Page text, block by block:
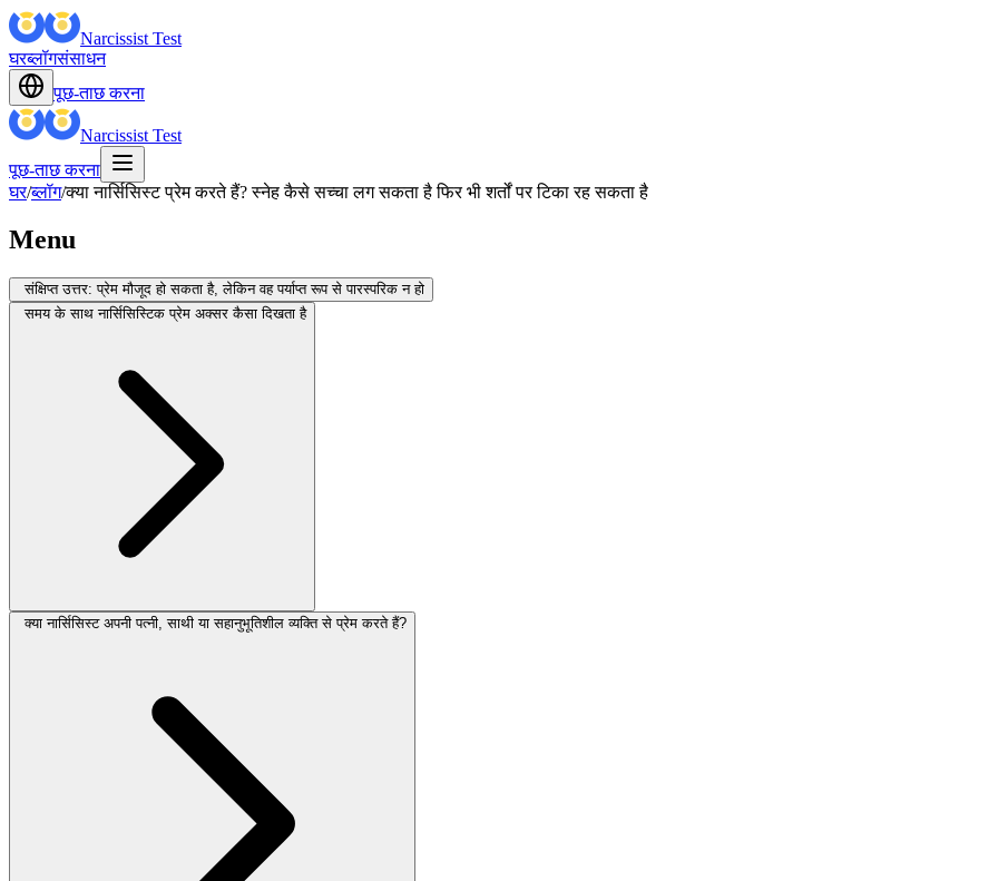
Narcissist Test
घरब्लॉगसंसाधन
पूछ-ताछ करना
Narcissist Test
पूछ-ताछ करना
घर/ब्लॉग/क्या नार्सिसिस्ट प्रेम करते हैं? स्नेह कैसे सच्चा लग सकता है फिर भी शर्तों पर टिका रह सकता है
Menu
संक्षिप्त उत्तर: प्रेम मौजूद हो सकता है, लेकिन वह पर्याप्त रूप से पारस्परिक न हो
समय के साथ नार्सिसिस्टिक प्रेम अक्सर कैसा दिखता है
क्या नार्सिसिस्ट अपनी पत्नी, साथी या सहानुभूतिशील व्यक्ति से प्रेम करते हैं?